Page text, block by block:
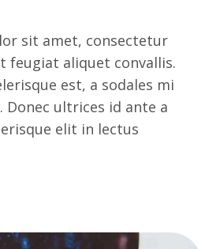
sit amet, consectetur
feugiat aliquet convallis.
est, a sodales mi
ultrices id ante a
elit in lectus